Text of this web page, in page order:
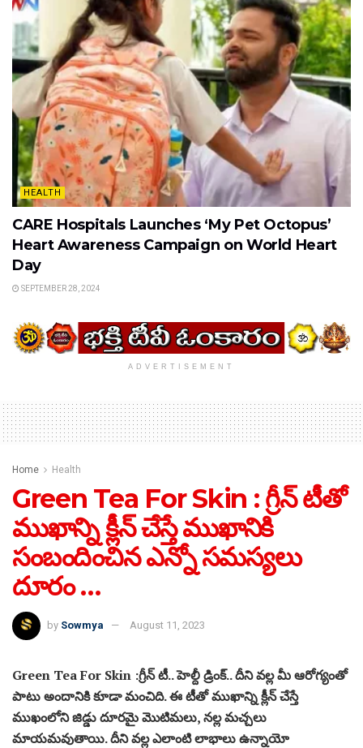
HEALTH
CARE Hospitals Launches ‘My Pet Octopus’
Heart Awareness Campaign on World Heart
Day
SEPTEMBER 28, 2024
ADVERTISEMENT
Home Health
Green Tea For Skin : గ్రీన్ టీతో
ముఖాన్ని క్లీన్ చేస్తే ముఖానికి
సంబందించిన ఎన్నో సమస్యలు
దూరం …
by Sowmya August 11, 2023
Green Tea For Skin :గ్రీన్ టీ.. హెల్దీ డ్రింక్.. దీని వల్ల మీ ఆరోగ్యంతో
పాటు అందానికి కూడా మంచిది. ఈ టీతో ముఖాన్ని క్లీన్ చేస్తే
ముఖంలోని జిడ్డు దూరమై మొటిమలు, నల్ల మచ్చలు
మాయమవుతాయి. దీని వల్ల ఎలాంటి లాభాలు ఉన్నాయో